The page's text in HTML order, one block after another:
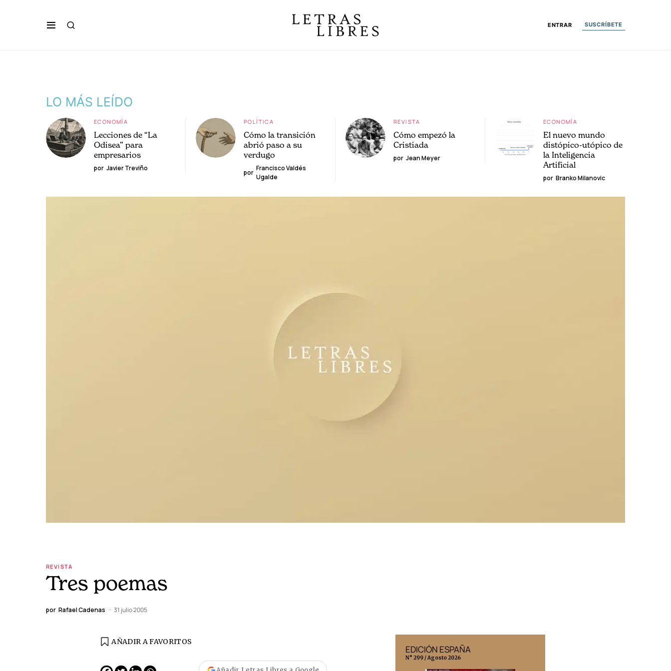
ENTRAR SUSCRÍBETE
LO MÁS LEÍDO
ECONOMÍA
Lecciones de “La
Odisea” para
empresarios
por Javier Treviño
POLÍTICA
Cómo la transición
abrió paso a su
verdugo
por
Francisco Valdés
Ugalde
REVISTA
Cómo empezó la
Cristiada
por Jean Meyer
ECONOMÍA
El nuevo mundo
distópico-utópico de
la Inteligencia
Artificial
por Branko Milanovic
REVISTA
Tres poemas
por Rafael Cadenas 31 julio 2005
AÑADIR A FAVORITOS
EDICIÓN ESPAÑA EDICIÓN ESPAÑA
N° 299 / Agosto 2026